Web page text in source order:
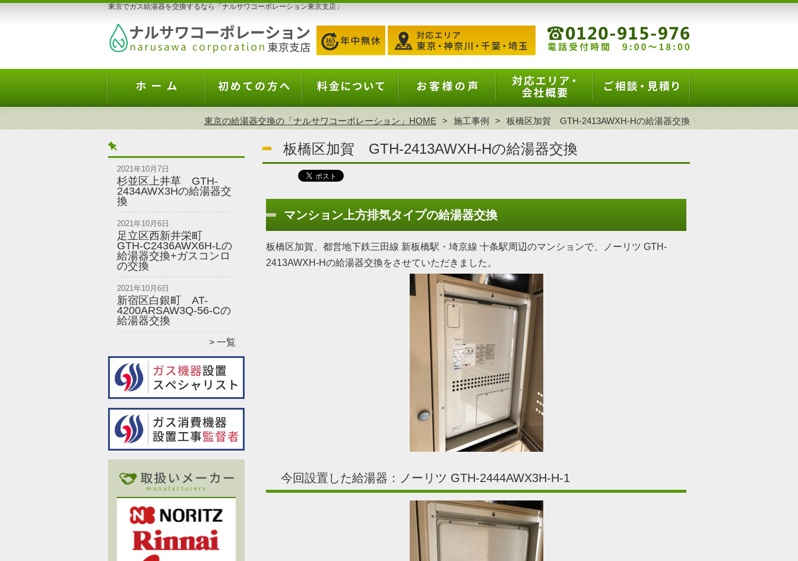
東京でガス給湯器を交換するなら「ナルサワコーポレーション東京支店」
東京の給湯器交換の「ナルサワコーポレーション」HOME 施工事例 板橋区加賀 GTH-2413AWXH-Hの給湯器交換
2021年10月7日
杉並区上井草 GTH-
2434AWX3Hの給湯器交
換
2021年10月6日
足立区西新井栄町
GTH-C2436AWX6H-Lの
給湯器交換+ガスコンロ
の交換
2021年10月6日
新宿区白銀町 AT-
4200ARSAW3Q-56-Cの
給湯器交換
一覧
板橋区加賀 GTH-2413AWXH-Hの給湯器交換
マンション上方排気タイプの給湯器交換
板橋区加賀、都営地下鉄三田線 新板橋駅・埼京線 十条駅周辺のマンションで、ノーリツ GTH-
2413AWXH-Hの給湯器交換をさせていただきました。
今回設置した給湯器：ノーリツ GTH-2444AWX3H-H-1